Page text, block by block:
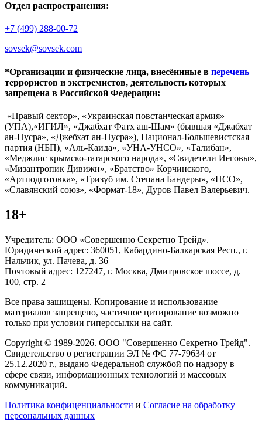
Отдел распространения:
+7 (499) 288-00-72
sovsek@sovsek.com
*Организации и физические лица, внесённные в перечень
террористов и экстремистов, деятельность которых
запрещена в Российской Федерации:
«Правый сектор», «Украинская повстанческая армия»
(УПА),«ИГИЛ», «Джабхат Фатх аш-Шам» (бывшая «Джабхат
ан-Нусра», «Джебхат ан-Нусра»), Национал-Большевистская
партия (НБП), «Аль-Каида», «УНА-УНСО», «Талибан»,
«Меджлис крымско-татарского народа», «Свидетели Иеговы»,
«Мизантропик Дивижн», «Братство» Корчинского,
«Артподготовка», «Тризуб им. Степана Бандеры», «НСО»,
«Славянский союз», «Формат-18», Дуров Павел Валерьевич.
18+
Учредитель: ООО «Совершенно Секретно Трейд».
Юридический адрес: 360051, Кабардино-Балкарская Респ., г.
Нальчик, ул. Пачева, д. 36
Почтовый адрес: 127247, г. Москва, Дмитровское шоссе, д.
100, стр. 2
Все права защищены. Копирование и использование
материалов запрещено, частичное цитирование возможно
только при условии гиперссылки на сайт.
Copyright © 1989-2026. ООО "Совершенно Секретно Трейд".
Свидетельство о регистрации ЭЛ № ФС 77-79634 от
25.12.2020 г., выдано Федеральной службой по надзору в
сфере связи, информационных технологий и массовых
коммуникаций.
Политика конфиценциальности и Согласие на обработку
персональных данных